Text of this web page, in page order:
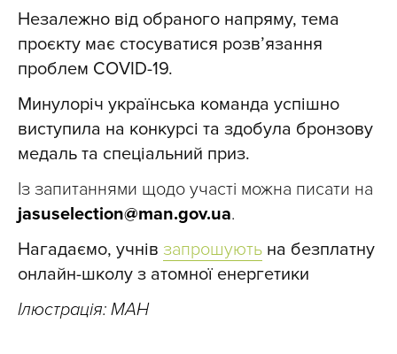
Незалежно від обраного напряму, тема
проєкту має стосуватися розв’язання
проблем COVID-19.
Минулоріч українська команда успішно
виступила на конкурсі та здобула бронзову
медаль та спеціальний приз.
Із запитаннями щодо участі можна писати на
jasuselection@man.gov.ua.
Нагадаємо, учнів запрошують на безплатну
онлайн-школу з атомної енергетики
Ілюстрація: МАН